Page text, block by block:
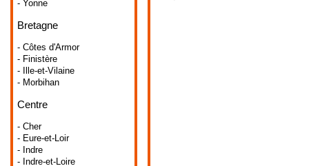
- Yonne
Bretagne
- Côtes d'Armor
- Finistère
- Ille-et-Vilaine
- Morbihan
Centre
- Cher
- Eure-et-Loir
- Indre
- Indre-et-Loire